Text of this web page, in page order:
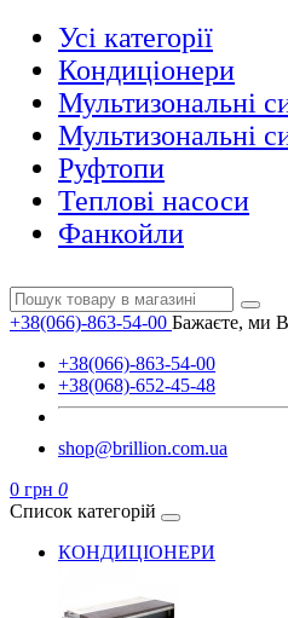
Усі категорії
Кондиціонери
Мультизональні
Мультизональні
Руфтопи
Теплові насоси
Фанкойли
+38(066)-863-54-00 Бажаєте, ми
+38(066)-863-54-00
+38(068)-652-45-48
shop@brillion.com.ua
0 грн 0
Список категорій
КОНДИЦІОНЕРИ